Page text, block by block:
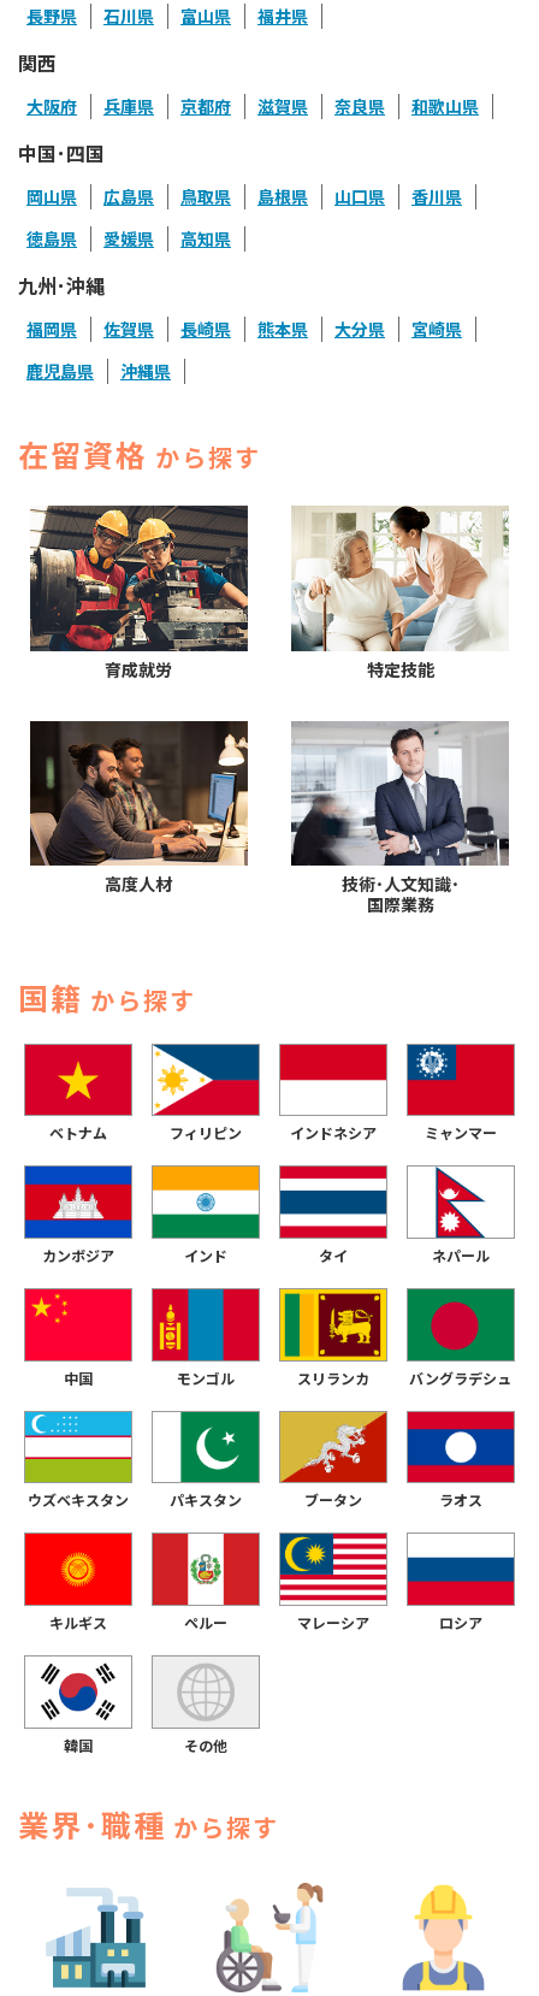
長野県 石川県 富山県 福井県
関西
大阪府 兵庫県 京都府 滋賀県 奈良県 和歌山県
中国･四国
岡山県 広島県 鳥取県 島根県 山口県
香川県
徳島県
愛媛県 高知県
九州･沖縄
福岡県 佐賀県 長崎県 熊本県 大分県
宮崎県
鹿児島県
沖縄県
在留資格 から探す
育成就労 特定技能
高度人材
技術･人文知識･
国際業務
国籍 から探す
ベトナム フィリピン インドネシア ミャンマー
カンボジア インド タイ ネパール
中国 モンゴル スリランカ バングラデシュ
ウズベキスタン パキスタン ブータン ラオス
キルギス ペルー マレーシア ロシア
韓国 その他
業界･職種 から探す